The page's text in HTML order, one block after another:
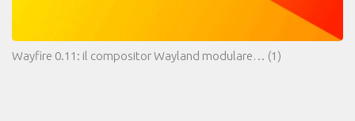
Wayfire 0.11: il compositor Wayland modulare… (1)